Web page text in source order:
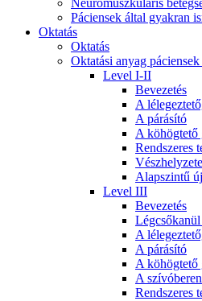
Páciensek által gyakran
Oktatás
Oktatás
Oktatási anyag páciensek
Level I-II
Bevezetés
A
A párásító
A köhögtető
Rendszeres
Alapszintű
Level III
Bevezetés
Légcsőkanül
A
A párásító
A köhögtető
A
Rendszeres